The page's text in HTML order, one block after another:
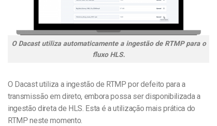
O Dacast utiliza automaticamente a ingestão de RTMP para o
fluxo HLS.
O Dacast utiliza a ingestão de RTMP por defeito para a
transmissão em direto, embora possa ser disponibilizada a
ingestão direta de HLS. Esta é a utilização mais prática do
RTMP neste momento.